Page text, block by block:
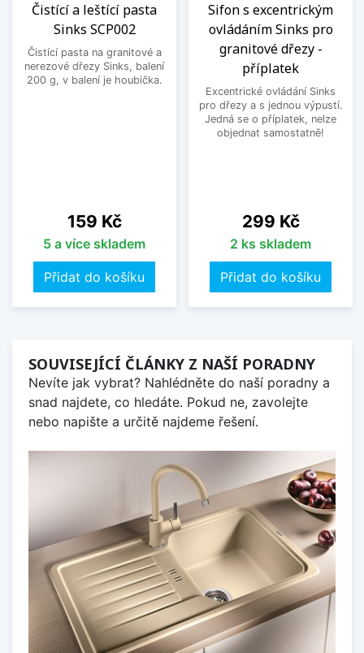
Čistící a leštící pasta
Sinks SCP002
Čistící pasta na granitové a
nerezové dřezy Sinks, balení
200 g, v balení je houbička.
Cena
159 Kč
5 a více skladem
Přidat do košíku
Sifon s excentrickým
ovládáním Sinks pro
granitové dřezy -
příplatek
Excentrické ovládání Sinks
pro dřezy a s jednou výpustí.
Jedná se o příplatek, nelze
objednat samostatně!
Cena
299 Kč
2 ks skladem
Přidat do košíku
SOUVISEJÍCÍ ČLÁNKY Z NAŠÍ PORADNY
Nevíte jak vybrat? Nahlédněte do naší poradny a
snad najdete, co hledáte. Pokud ne, zavolejte
nebo napište a určitě najdeme řešení.